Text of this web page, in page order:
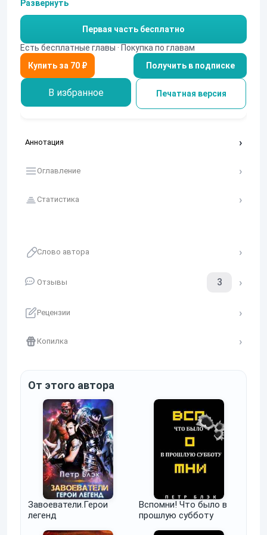
дальнейшем создает машину, которая способна
трансформировать и переносить физические тела
через тонкие энергетические миры. Корпорация,
которая помогала Александру во всем, снаряжает
экспедицию и никто не знает, чем она закончится. P.S.
Все, что вы прочтете, это художественный вымысел
автора. История, которая не несет никакой смысловой
нагрузки.
Развернуть
Первая часть бесплатно
Есть бесплатные главы · Покупка по главам
Получить в подписке
В избранное Печатная версия
Аннотация
Оглавление
Статистика
Слово автора
Отзывы 3
Рецензии
Копилка
От этого автора
Завоеватели.Герои
легенд
Вспомни! Что было в
прошлую субботу